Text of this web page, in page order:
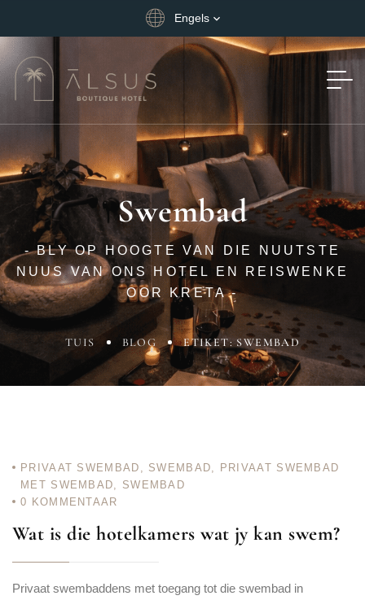
Engels
Swembad
- BLY OP HOOGTE VAN DIE NUUTSTE
NUUS VAN ONS HOTEL EN REISWENKE
OOR KRETA -
TUIS BLOG ETIKET: SWEMBAD
PRIVAAT SWEMBAD , SWEMBAD,
PRIVAAT SWEMBAD
MET SWEMBAD, SWEMBAD
0 KOMMENTAAR
Wat is die hotelkamers wat jy kan swem?
Privaat swembaddens met toegang tot die swembad in